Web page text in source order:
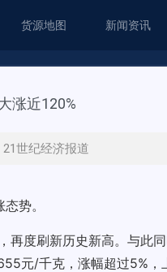
货源地图 新闻资讯
涨近120%
世纪经济报道
势。
度刷新历史新高。与此
元/千克，涨幅超过5%，